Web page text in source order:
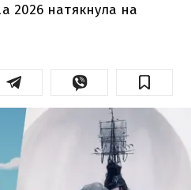
2026 натякнула на